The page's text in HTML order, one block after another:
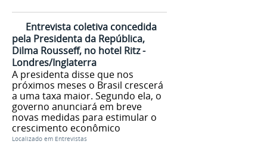
Entrevista coletiva concedida
pela Presidenta da República,
Dilma Rousseff, no hotel Ritz -
Londres/Inglaterra
A presidenta disse que nos
próximos meses o Brasil crescerá
a uma taxa maior. Segundo ela, o
governo anunciará em breve
novas medidas para estimular o
crescimento econômico
Localizado em Entrevistas